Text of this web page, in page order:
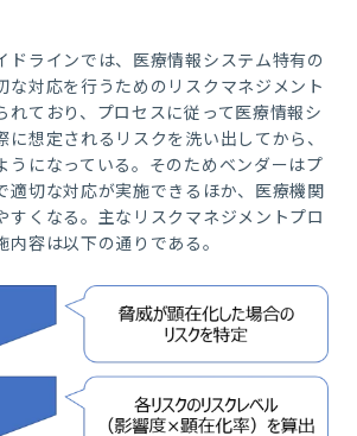
ラインでは、医療情報システム特有の
な対応を行うためのリスクマネジメント
れており、プロセスに従って医療情報シ
に想定されるリスクを洗い出してから、
うになっている。そのためベンダーはプ
適切な対応が実施できるほか、医療機関
すくなる。主なリスクマネジメントプロ
容は以下の通りである。